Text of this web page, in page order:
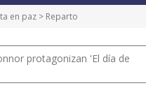
en paz > Reparto
protagonizan 'El día de